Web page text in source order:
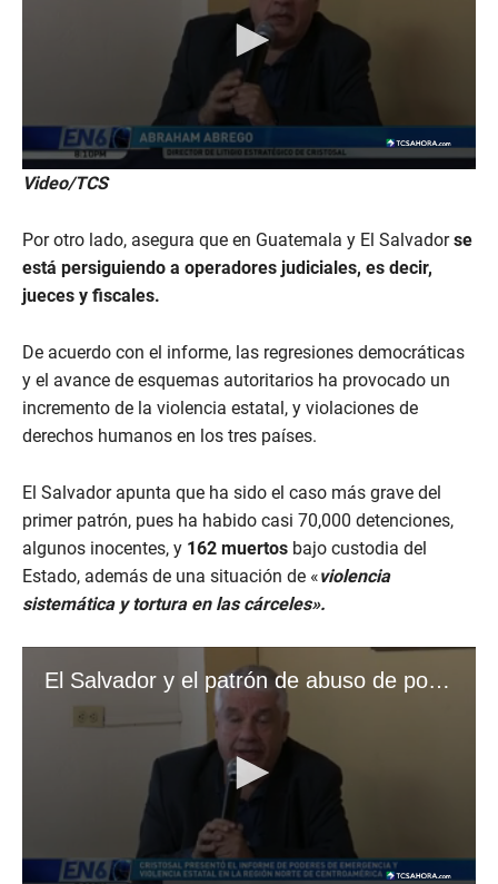
Video/TCS
Por otro lado, asegura que en Guatemala y El Salvadorse
está persiguiendo a operadores judiciales, es decir,
jueces y fiscales.
De acuerdo con el informe, las regresiones democráticas
y el avance de esquemas autoritarios ha provocado un
incremento de la violencia estatal, y violaciones de
derechos humanos en los tres países.
El Salvador apunta que ha sido el caso más grave del
primer patrón, pues ha habido casi 70,000 detenciones,
algunos inocentes, y 162 muertos bajo custodia del
Estado, además de una situación de «violencia
sistemática y tortura en las cárceles».